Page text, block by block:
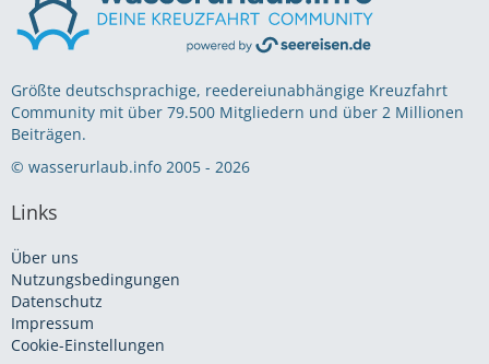
Größte deutschsprachige, reedereiunabhängige Kreuzfahrt
Community mit über 79.500 Mitgliedern und über 2 Millionen
Beiträgen.
© wasserurlaub.info 2005 - 2026
Links
Über uns
Nutzungsbedingungen
Datenschutz
Impressum
Cookie-Einstellungen